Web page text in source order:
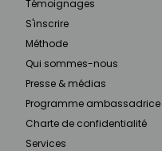
Témoignages
S'inscrire
Méthode
Qui sommes-nous
Presse & médias
Programme ambassadrice
Charte de confidentialité
Services